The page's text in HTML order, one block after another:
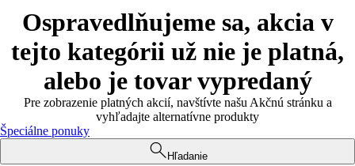
Ospravedlňujeme sa, akcia v
tejto kategórii už nie je platná,
alebo je tovar vypredaný
Pre zobrazenie platných akcií, navštívte našu Akčnú stránku a
vyhľadajte alternatívne produkty
Špeciálne ponuky
Hľadanie